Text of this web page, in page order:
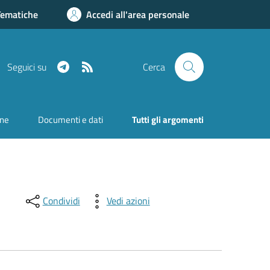
Accedi all'area personale
Seguici su Telegram Cerca
Documenti e dati Tutti gli argomenti
Condividi Vedi azioni